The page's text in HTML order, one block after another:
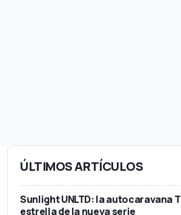
ÚLTIMOS ARTÍCULOS
Sunlight UNLTD: la autocaravana
estrella de la nueva serie